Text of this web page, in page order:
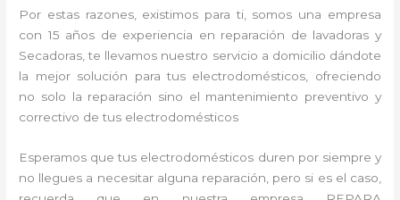
Por estas razones, existimos para ti, somos una empresa
con 15 años de experiencia en reparación de lavadoras y
Secadoras, te llevamos nuestro servicio a domicilio dándote
la mejor solución para tus electrodomésticos, ofreciendo
no solo la reparación sino el mantenimiento preventivo y
correctivo de tus electrodomésticos
Esperamos que tus electrodomésticos duren por siempre y
no llegues a necesitar alguna reparación, pero si es el caso,